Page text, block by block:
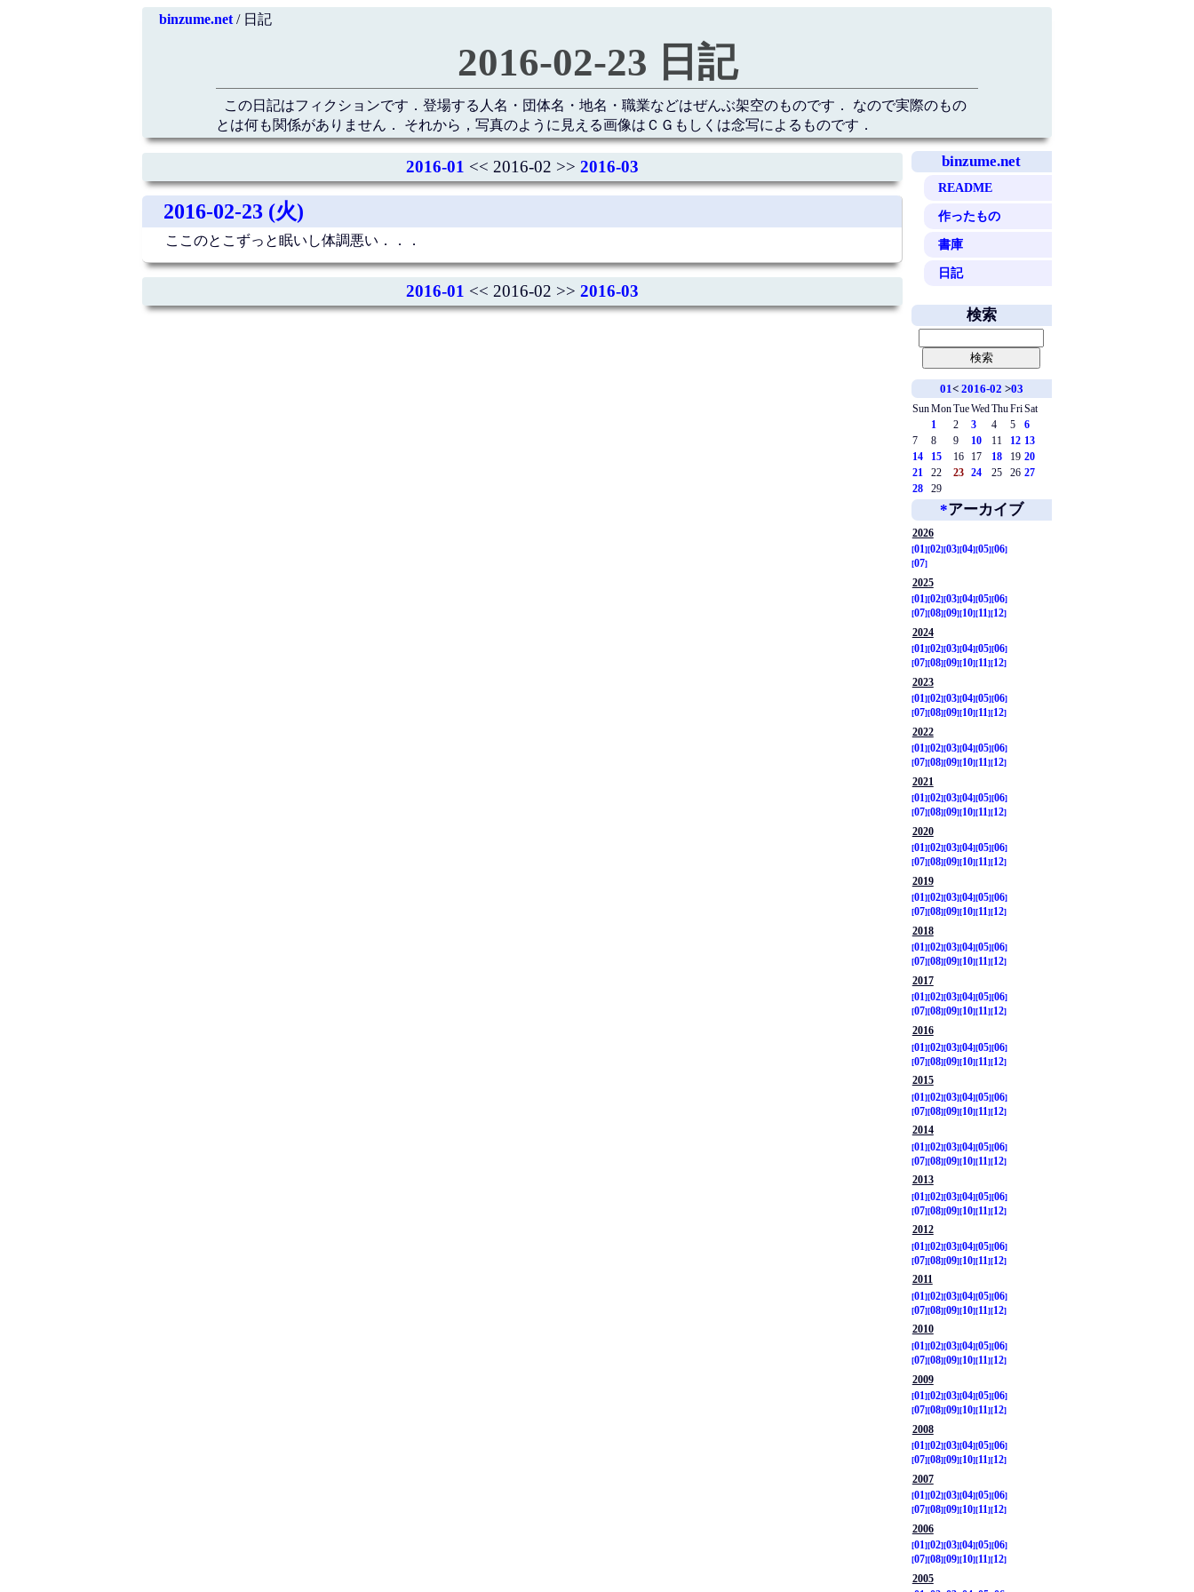
binzume.net/ 日記
2016-02-23 日記
この日記はフィクションです．登場する人名・団体名・地名・職業などはぜんぶ架空のものです． なので実際のもの
とは何も関係がありません． それから，写真のように見える画像はＣＧもしくは念写によるものです．
binzume.net
README
作ったもの
書庫
日記
2016-01 << 2016-02 >> 2016-03
2016-02-23 (火)
ここのとこずっと眠いし体調悪い．．．
2016-01 << 2016-02 >> 2016-03
検索
01< 2016-02 >03
SunMonTueWed ThuFriSat
1
2 3 4 5
6
7
8 9 10 11 12 13
14
15 16 17 18 19 20
21
22 23 24 25 26 27
28
29
*アーカイブ
2026
01
02 03 04 05 06
07
2025
01
02 03 04 05 06
07 08 09 10 11
12
2024
01
02 03 04 05 06
07 08 09 10 11
12
2023
01
02 03 04 05 06
07 08 09 10 11
12
2022
01
02 03 04 05 06
07 08 09 10 11
12
2021
01
02 03 04 05 06
07 08 09 10 11
12
2020
01
02 03 04 05 06
07 08 09 10 11
12
2019
01
02 03 04 05 06
07 08 09 10 11
12
2018
01 02 03 04 05 06
07 08 09 10 11 12
2017
01 02 03 04 05 06
07 08 09 10 11 12
2016
01
02 03 04 05 06
07 08 09 10 11
12
2015
01
02 03 04 05 06
07 08 09 10 11
12
2014
01
02 03 04 05 06
07 08 09 10 11
12
2013
01
02 03 04 05 06
07 08 09 10 11
12
2012
01
02 03 04 05 06
07 08 09 10 11
12
2011
01
02 03 04 05 06
07 08 09 10 11
12
2010
01
02 03 04 05 06
07 08 09 10 11
12
2009
01
02 03 04 05 06
07 08 09 10 11
12
2008
01
02 03 04 05 06
07 08 09 10 11
12
2007
01
02 03 04 05 06
07 08 09 10 11
12
2006
01
02 03 04 05 06
07 08 09 10 11
12
2005